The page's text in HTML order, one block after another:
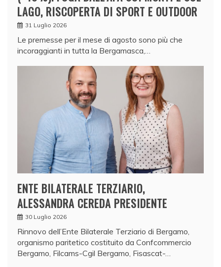
LAGO, RISCOPERTA DI SPORT E OUTDOOR
31 Luglio 2026
Le premesse per il mese di agosto sono più che
incoraggianti in tutta la Bergamasca,…
ENTE BILATERALE TERZIARIO,
ALESSANDRA CEREDA PRESIDENTE
30 Luglio 2026
Rinnovo dell’Ente Bilaterale Terziario di Bergamo,
organismo paritetico costituito da Confcommercio
Bergamo, Filcams-Cgil Bergamo, Fisascat-…